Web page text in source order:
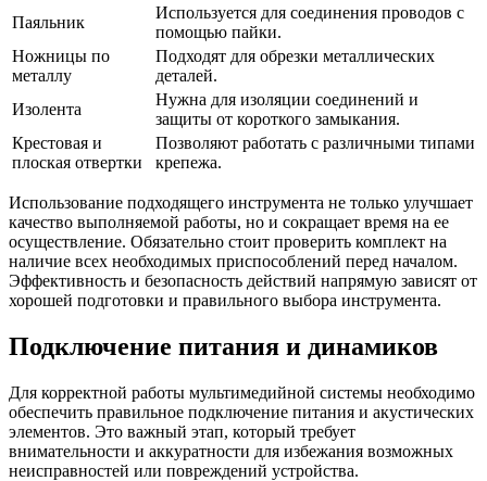
Паяльник
Используется для соединения проводов с
помощью пайки.
Ножницы по
металлу
Подходят для обрезки металлических
деталей.
Изолента
Нужна для изоляции соединений и
защиты от короткого замыкания.
Крестовая и
плоская отвертки
Позволяют работать с различными типами
крепежа.
Использование подходящего инструмента не только улучшает
качество выполняемой работы, но и сокращает время на ее
осуществление. Обязательно стоит проверить комплект на
наличие всех необходимых приспособлений перед началом.
Эффективность и безопасность действий напрямую зависят от
хорошей подготовки и правильного выбора инструмента.
Подключение питания и динамиков
Для корректной работы мультимедийной системы необходимо
обеспечить правильное подключение питания и акустических
элементов. Это важный этап, который требует
внимательности и аккуратности для избежания возможных
неисправностей или повреждений устройства.